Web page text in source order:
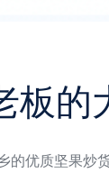
板的
的优质坚果炒